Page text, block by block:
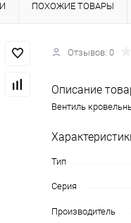
ПОХОЖИЕ ТОВАРЫ
Отзывов: 0
Описание
Вентиль
Тип
Серия
Производитель